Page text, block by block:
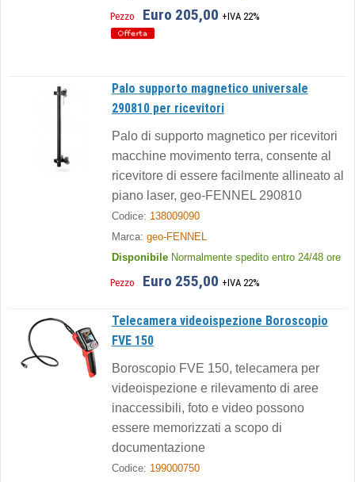
Pezzo Euro 205,00 +IVA 22%
Palo supporto magnetico universale
290810 per ricevitori
Palo di supporto magnetico per ricevitori
macchine movimento terra, consente al
ricevitore di essere facilmente allineato al
piano laser, geo-FENNEL 290810
Codice: 138009090
Marca: geo-FENNEL
Disponibile Normalmente spedito entro 24/48 ore
Pezzo Euro 255,00 +IVA 22%
Telecamera videoispezione Boroscopio
FVE 150
Boroscopio FVE 150, telecamera per
videoispezione e rilevamento di aree
inaccessibili, foto e video possono
essere memorizzati a scopo di
documentazione
Codice: 199000750